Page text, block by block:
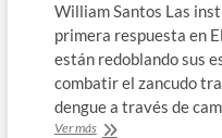
William Santos Las
primera respuesta en
están redoblando sus
combatir el zancudo
dengue a través de
Ver másContinúan